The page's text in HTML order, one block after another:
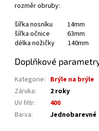
rozměr obruby:
šířka nosníku 14mm
šířka očnice 63mm
délka nožičky 140mm
Doplňkové
Kategorie: Brýle na brýle
Záruka:
2 roky
UV filtr:
400
Barva: Jednobarevné